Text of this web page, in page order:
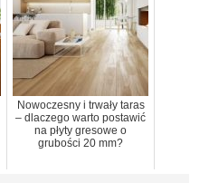
Nowoczesny i trwały taras
– dlaczego warto postawić
na płyty gresowe o
grubości 20 mm?